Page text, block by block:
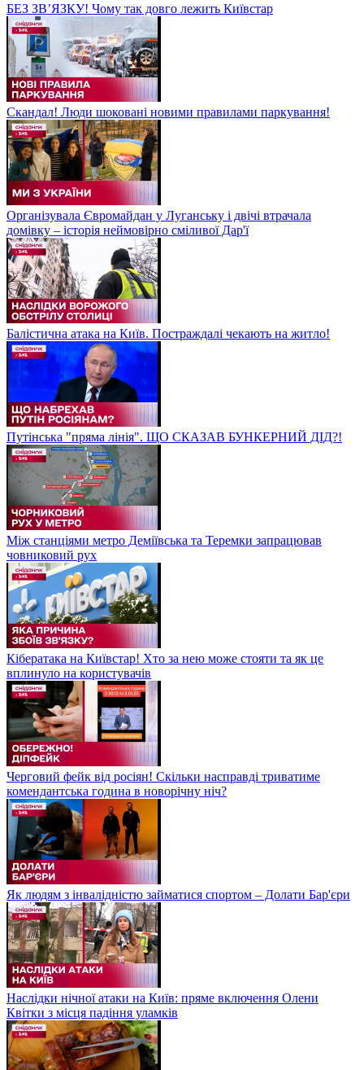
БЕЗ ЗВʼЯЗКУ! Чому так довго лежить Київстар
Скандал! Люди шоковані новими правилами паркування!
Організувала Євромайдан у Луганську і двічі втрачала
домівку – історія неймовірно сміливої Дар'ї
Балістична атака на Київ. Постраждалі чекають на житло!
Путінська "пряма лінія". ЩО СКАЗАВ БУНКЕРНИЙ ДІД?!
Між станціями метро Деміївська та Теремки запрацював
човниковий рух
Кібератака на Київстар! Хто за нею може стояти та як це
вплинуло на користувачів
Черговий фейк від росіян! Скільки насправді триватиме
комендантська година в новорічну ніч?
Як людям з інвалідністю займатися спортом – Долати Бар'єри
Наслідки нічної атаки на Київ: пряме включення Олени
Квітки з місця падіння уламків